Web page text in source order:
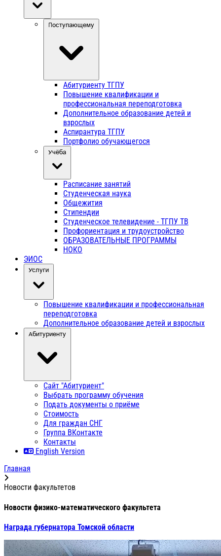
Поступающему
Абитуриенту ТГПУ
Повышение квалификации и
профессиональная переподготовка
Дополнительное образование детей и
взрослых
Аспирантура ТГПУ
Портфолио обучающегося
Учёба
Расписание занятий
Студенческая наука
Общежития
Стипендии
Студенческое телевидение - ТГПУ ТВ
Профориентация и трудоустройство
ОБРАЗОВАТЕЛЬНЫЕ ПРОГРАММЫ
НОКО
ЭИОС
Услуги
Повышение квалификации и профессиональная
переподготовка
Дополнительное образование детей и взрослых
Абитуриенту
Сайт "Абитуриент"
Выбрать программу обучения
Подать документы о приёме
Стоимость
Для граждан СНГ
Группа ВКонтакте
Контакты
English Version
Главная
Новости факультетов
Новости физико-математического факультета
Награда губернатора Томской области